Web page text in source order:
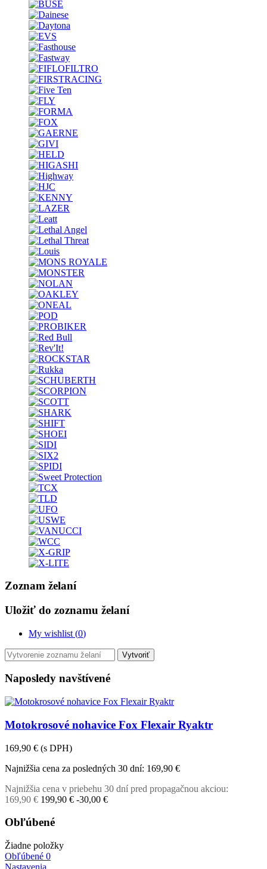
Zoznam želaní
Uložiť do zoznamu želaní
My wishlist (0)
Vytvoriť
Naposledy navštívené
Motokrosové nohavice Fox Flexair Ryaktr
169,90 € (s DPH)
Najnižšia cena za posledných 30 dní: 169,90 €
Najnižšia cena v priebehu 30 dní pred propagačnou akciou:
169,90 € 199,90 € -30,00 €
Obľúbené
Žiadne položky
Obľúbené 0
Nastavenia